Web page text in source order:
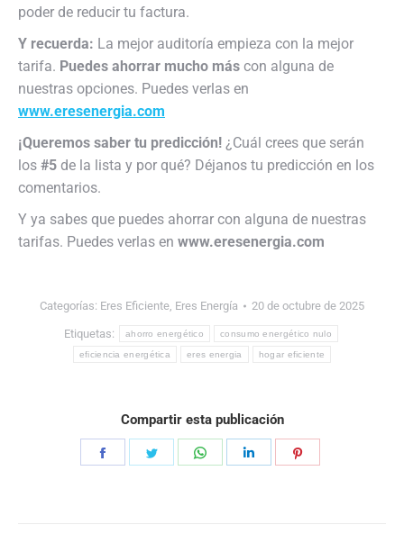
poder de reducir tu factura.
Y recuerda: La mejor auditoría empieza con la mejor
tarifa. Puedes ahorrar mucho más con alguna de
nuestras opciones. Puedes verlas en
www.eresenergia.com
¡Queremos saber tu predicción! ¿Cuál crees que serán
los #5 de la lista y por qué? Déjanos tu predicción en los
comentarios.
Y ya sabes que puedes ahorrar con alguna de nuestras
tarifas. Puedes verlas en www.eresenergia.com
Categorías: Eres Eficiente, Eres Energía 20 de octubre de 2025
Etiquetas: ahorro energético consumo energético nulo
eficiencia energética eres energia hogar eficiente
Compartir esta publicación
Share
Share